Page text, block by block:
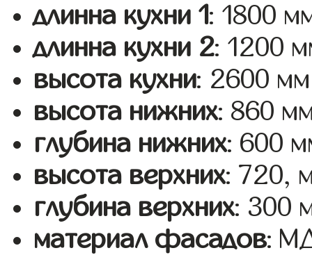
длинна кухни 1: 1800
длинна кухни 2: 1200
высота кухни: 2600 мм
высота нижних: 860
глубина нижних: 600
высота верхних: 720,
глубина верхних: 300
материал фасадов: